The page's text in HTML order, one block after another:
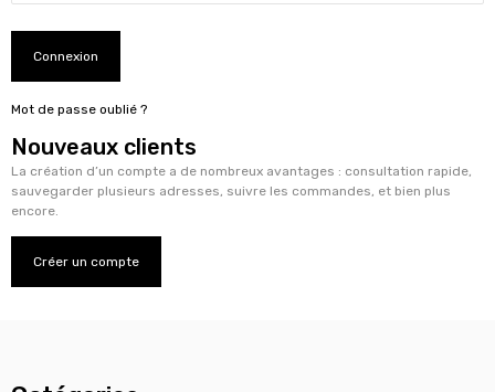
Connexion
Mot de passe oublié ?
Nouveaux clients
La création d’un compte a de nombreux avantages : consultation rapide,
sauvegarder plusieurs adresses, suivre les commandes, et bien plus
encore.
Créer un compte